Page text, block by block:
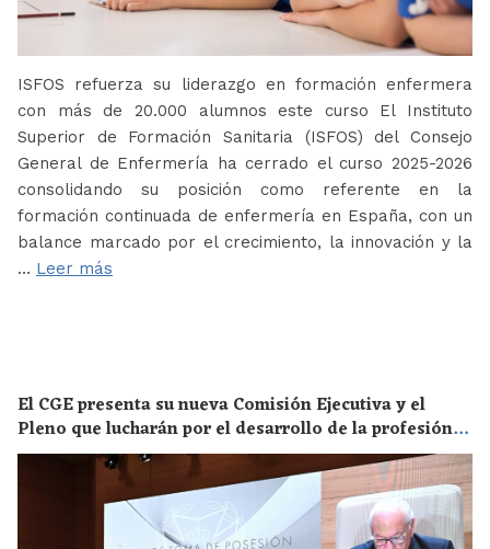
ISFOS refuerza su liderazgo en formación enfermera
con más de 20.000 alumnos este curso El Instituto
Superior de Formación Sanitaria (ISFOS) del Consejo
General de Enfermería ha cerrado el curso 2025-2026
consolidando su posición como referente en la
formación continuada de enfermería en España, con un
balance marcado por el crecimiento, la innovación y la
… Leer más
El CGE presenta su nueva Comisión Ejecutiva y el
Pleno que lucharán por el desarrollo de la profesión
en los próximos años